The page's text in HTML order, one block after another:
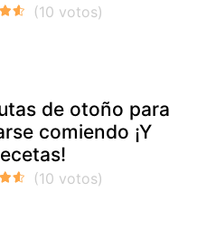
de otoño para
comiendo ¡Y